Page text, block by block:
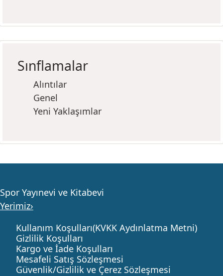
Sınflamalar
Alıntılar
Genel
Yeni Yaklaşımlar
Spor Yayınevi ve Kitabevi
Yerimiz›
Kullanım Koşulları(KVKK Aydınlatma Metni)
Gizlilik Koşulları
Kargo ve İade Koşulları
Mesafeli Satış Sözleşmesi
Güvenlik/Gizlilik ve Çerez Sözleşmesi